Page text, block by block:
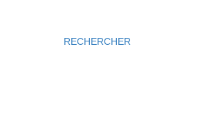
RECHERCHER